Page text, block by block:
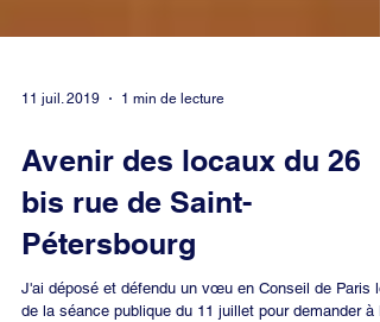
11 juil. 2019 1 min de lecture
Avenir des locaux du 26
bis rue de Saint-
Pétersbourg